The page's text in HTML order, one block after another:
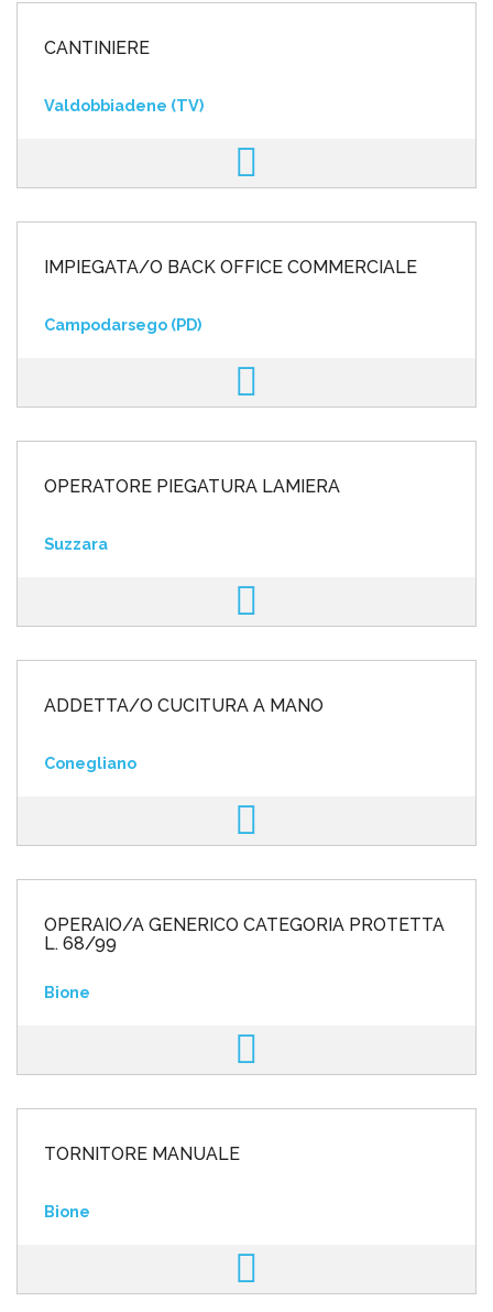
CANTINIERE
Valdobbiadene (TV)
IMPIEGATA/O BACK OFFICE COMMERCIALE
Campodarsego (PD)
OPERATORE PIEGATURA LAMIERA
Suzzara
ADDETTA/O CUCITURA A MANO
Conegliano
OPERAIO/A GENERICO CATEGORIA PROTETTA
L. 68/99
Bione
TORNITORE MANUALE
Bione